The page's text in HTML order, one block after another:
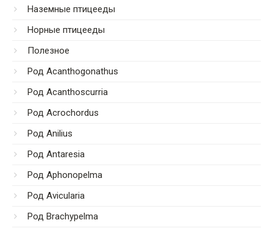
Наземные птицееды
Норные птицееды
Полезное
Род Acanthogonathus
Род Acanthoscurria
Род Acrochordus
Род Anilius
Род Antaresia
Род Aphonopelma
Род Avicularia
Род Brachypelma